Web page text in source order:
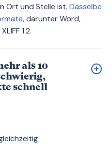
Ort und Stelle ist. Dasselbe
, darunter Word,
1.2.
als 10
schnell